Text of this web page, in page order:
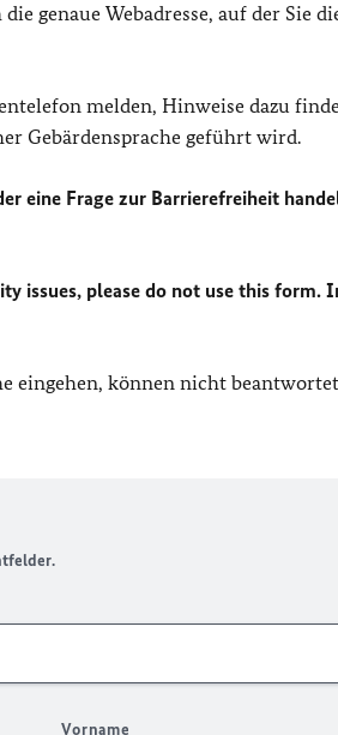
genaue Webadresse, auf der Sie
melden, Hinweise dazu
Gebärdensprache geführt wird.
eine Frage zur Barrierefreiheit
issues, please do not use this form.
eingehen, können nicht
Vorname